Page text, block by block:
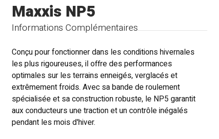
Informations Complémentaires
Maxxis NP5
Conçu pour fonctionner dans les conditions hivernales
les plus rigoureuses, il offre des performances
optimales sur les terrains enneigés, verglacés et
extrêmement froids. Avec sa bande de roulement
spécialisée et sa construction robuste, le NP5 garantit
aux conducteurs une traction et un contrôle inégalés
pendant les mois d'hiver.